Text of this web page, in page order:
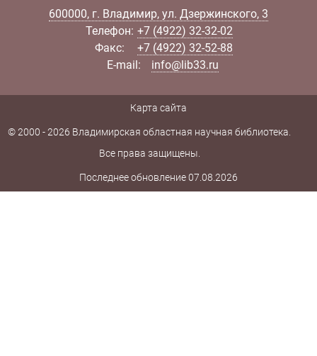
600000, г. Владимир, ул. Дзержинского, 3
Телефон: +7 (4922) 32-32-02
Факс:
+7 (4922) 32-52-88
E-mail:
info@lib33.ru
© 2000 - 2026 Владимирская областная научная библиотека.
Все права защищены.
Карта сайта
Последнее обновление 07.08.2026